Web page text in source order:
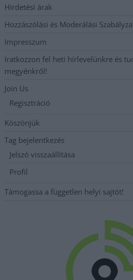
Hirdetési árak
Hozzászólási és Moderálási
Impresszum
Iratkozzon fel heti hírlevelünkre és
megyénkről!
Join Us
Regisztráció
Köszönjük
Tag bejelentkezés
Jelszó visszaállítása
Profil
Támogassa a független helyi sajtót!